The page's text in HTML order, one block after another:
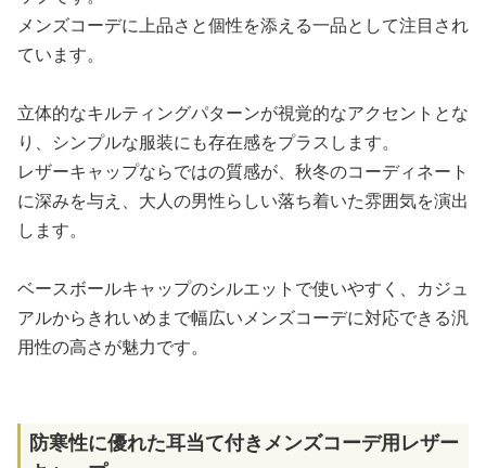
メンズコーデに上品さと個性を添える一品として注目され
ています。
立体的なキルティングパターンが視覚的なアクセントとな
り、シンプルな服装にも存在感をプラスします。
レザーキャップならではの質感が、秋冬のコーディネート
に深みを与え、大人の男性らしい落ち着いた雰囲気を演出
します。
ベースボールキャップのシルエットで使いやすく、カジュ
アルからきれいめまで幅広いメンズコーデに対応できる汎
用性の高さが魅力です。
防寒性に優れた耳当て付きメンズコーデ用レザー